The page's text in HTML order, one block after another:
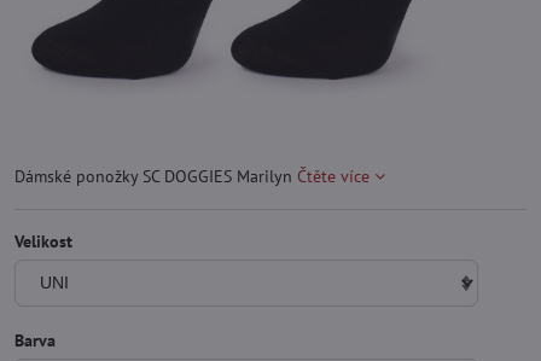
Dámské ponožky SC DOGGIES Marilyn Čtěte více
Velikost
Barva